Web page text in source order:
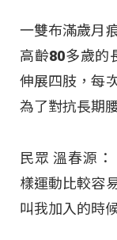
一雙布滿歲月
高齡80多歲的
伸展四肢，每
為了對抗長期
民眾 溫春源
樣運動比較容
叫我加入的時